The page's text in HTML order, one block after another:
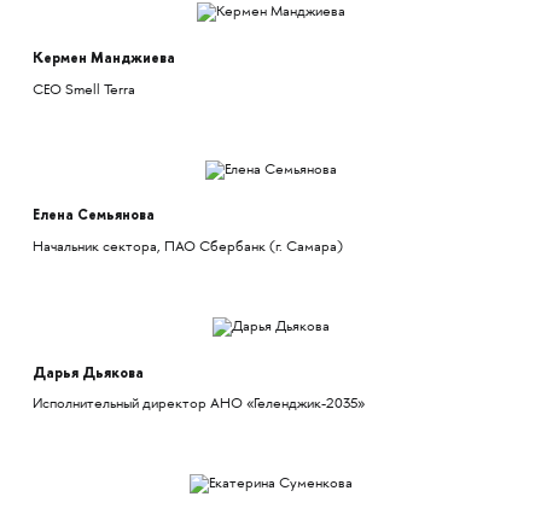
Кермен Манджиева
СЕО Smell Terra
Елена Семьянова
Начальник сектора, ПАО Сбербанк (г. Самара)
Дарья Дьякова
Исполнительный директор АНО «Геленджик-2035»